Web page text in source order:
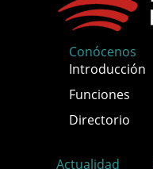
Conócenos
Introducción
Funciones
Directorio
Actualidad